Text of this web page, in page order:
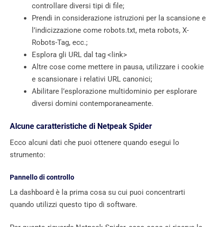
controllare diversi tipi di file;
Prendi in considerazione istruzioni per la scansione e
l’indicizzazione come robots.txt, meta robots, X-
Robots-Tag, ecc.;
Esplora gli URL dal tag <link>
Altre cose come mettere in pausa, utilizzare i cookie
e scansionare i relativi URL canonici;
Abilitare l’esplorazione multidominio per esplorare
diversi domini contemporaneamente.
Alcune caratteristiche di Netpeak Spider
Ecco alcuni dati che puoi ottenere quando esegui lo
strumento:
Pannello di controllo
La dashboard è la prima cosa su cui puoi concentrarti
quando utilizzi questo tipo di software.